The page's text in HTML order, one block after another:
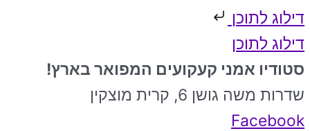
דילוג לתוכן
דילוג לתוכן
סטודיו אמני קעקועים המפואר בארץ!
שדרות משה גושן 6, קרית מוצקין
Facebook